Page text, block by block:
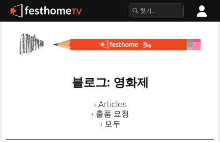
블로그: 영화제
› Articles
› 출품 요청
› 모두